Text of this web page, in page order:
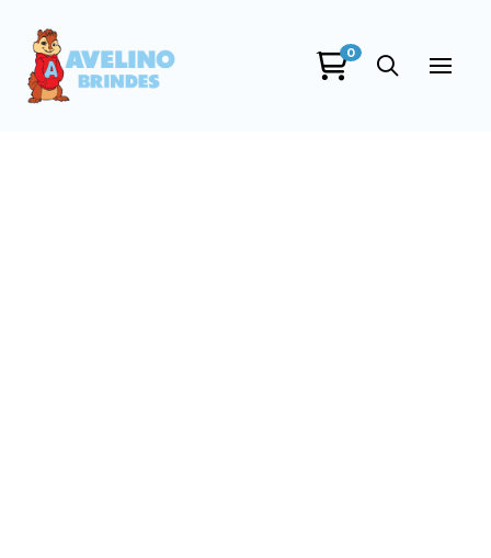
0
Avelino Brindes